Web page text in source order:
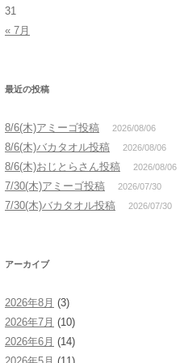
31
« 7月
最近の投稿
8/6(木)アミーゴ投稿 2026/08/06
8/6(木)バカタオル投稿 2026/08/06
8/6(木)おじとらさん投稿 2026/08/06
7/30(木)アミーゴ投稿 2026/07/30
7/30(木)バカタオル投稿 2026/07/30
アーカイブ
2026年8月 (3)
2026年7月 (10)
2026年6月 (14)